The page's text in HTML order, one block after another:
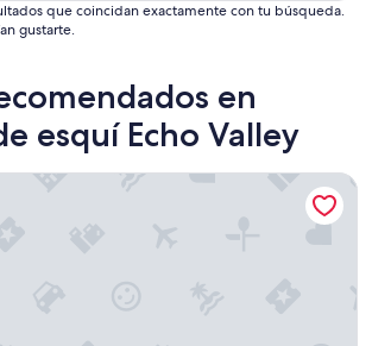
que coincidan exactamente con tu búsqueda.
gustarte.
en
esquí Echo Valley